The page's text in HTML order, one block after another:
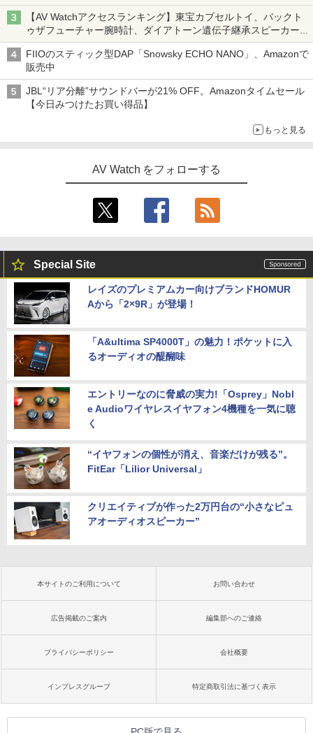
【AV Watchアクセスランキング】東宝カプセルトイ、バックト
ゥザフューチャー腕時計、ダイアトーン遺伝子継承スピーカー
('26年8月3日～9日)
FIIOのスティック型DAP「Snowsky ECHO NANO」、Amazonで
販売中
JBL“リア分離”サウンドバーが21% OFF。Amazonタイムセール
【今日みつけたお買い得品】
もっと見る
AV Watch をフォローする
Special Site
レイズのプレミアムカー向けブランドHOMUR
Aから「2×9R」が登場！
「A&ultima SP4000T」の魅力！ポケットに入
るオーディオの醍醐味
エントリーなのに脅威の実力!「Osprey」Nobl
e Audioワイヤレスイヤフォン4機種を一気に聴
く
“イヤフォンの個性が消え、音楽だけが残る”。
FitEar「Lilior Universal」
クリエイティブが作った2万円台の“小さなピュ
アオーディオスピーカー”
本サイトのご利用について お問い合わせ
広告掲載のご案内 編集部へのご連絡
プライバシーポリシー 会社概要
インプレスグループ 特定商取引法に基づく表示